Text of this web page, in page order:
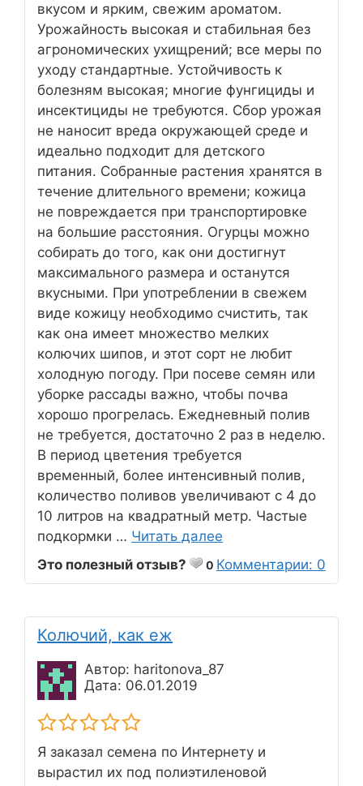
вкусом и ярким, свежим ароматом.
Урожайность высокая и стабильная без
агрономических ухищрений; все меры по
уходу стандартные. Устойчивость к
болезням высокая; многие фунгициды и
инсектициды не требуются. Сбор урожая
не наносит вреда окружающей среде и
идеально подходит для детского
питания. Собранные растения хранятся в
течение длительного времени; кожица
не повреждается при транспортировке
на большие расстояния. Огурцы можно
собирать до того, как они достигнут
максимального размера и останутся
вкусными. При употреблении в свежем
виде кожицу необходимо счистить, так
как она имеет множество мелких
колючих шипов, и этот сорт не любит
холодную погоду. При посеве семян или
уборке рассады важно, чтобы почва
хорошо прогрелась. Ежедневный полив
не требуется, достаточно 2 раз в неделю.
В период цветения требуется
временный, более интенсивный полив,
количество поливов увеличивают с 4 до
10 литров на квадратный метр. Частые
подкормки … Читать далее
Это полезный отзыв?
0 Комментарии: 0
Колючий, как еж
Автор: haritonova_87
Дата: 06.01.2019
Я заказал семена по Интернету и
вырастил их под полиэтиленовой